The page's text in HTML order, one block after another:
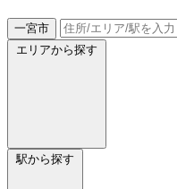
一宮市
エリアから探す
駅から探す